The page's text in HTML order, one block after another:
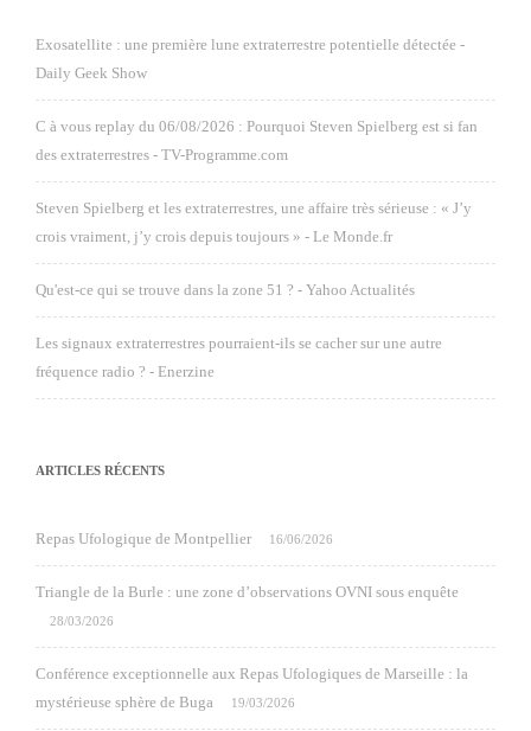
Exosatellite : une première lune extraterrestre potentielle détectée -
Daily Geek Show
C à vous replay du 06/08/2026 : Pourquoi Steven Spielberg est si fan
des extraterrestres - TV-Programme.com
Steven Spielberg et les extraterrestres, une affaire très sérieuse : « J’y
crois vraiment, j’y crois depuis toujours » - Le Monde.fr
Qu'est-ce qui se trouve dans la zone 51 ? - Yahoo Actualités
Les signaux extraterrestres pourraient-ils se cacher sur une autre
fréquence radio ? - Enerzine
ARTICLES RÉCENTS
Repas Ufologique de Montpellier 16/06/2026
Triangle de la Burle : une zone d’observations OVNI sous enquête
28/03/2026
Conférence exceptionnelle aux Repas Ufologiques de Marseille : la
mystérieuse sphère de Buga
19/03/2026